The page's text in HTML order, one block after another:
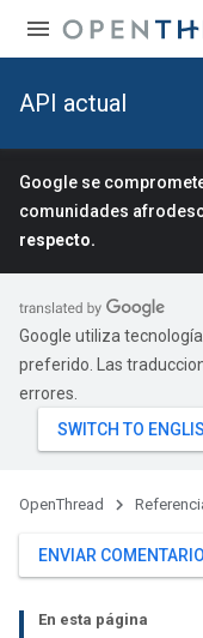
API actual
Google se
comunidades
respecto.
Google utiliza
preferido. Las
errores.
OpenThread
ENVIAR
En esta página